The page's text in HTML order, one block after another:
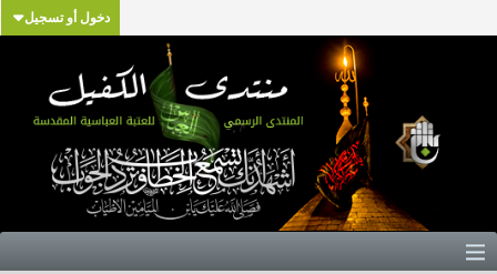
دخول أو تسجيل